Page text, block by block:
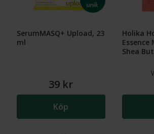
SerumMASQ+ Upload, 23
ml
39 kr
Köp
Holika
Essence
Shea